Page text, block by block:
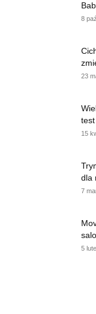
8
23
test
15
dla
7
5